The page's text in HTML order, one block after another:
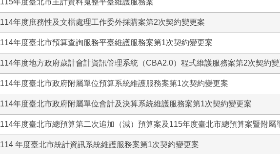
115年度臺北市主計資料蒐整平臺維護服務案
114年度庶務性及文檔處理工作委外採購案第2次契約變更案
114年度臺北市預算查詢服務平臺維護服務案第1次契約變更案
114年度地方政府歲計會計資訊管理系統（CBA2.0）程式維護服務案第2次契約
114年度臺北市政府附屬單位預算系統維護服務案第1次契約變更案
114年度臺北市政府附屬單位會計及決算系統維護服務案第1次契約變更案
114年度臺北市總預算第二次追加（減）預算案及115年度臺北市總預算案暨附屬
114 年度臺北市統計資訊系統維護服務案第1次契約變更案